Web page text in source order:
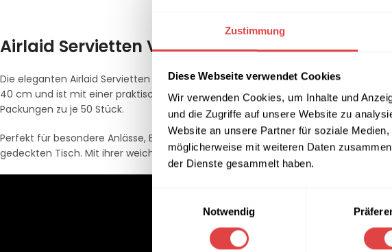
Zustimmung
Diese Webseite verwendet Cookies
Wir verwenden Cookies, um Inhalte und
und die Zugriffe auf unsere Website zu
Website an unsere Partner für soziale
möglicherweise mit weiteren Daten
der Dienste gesammelt haben.
Notwendig
Airlaid Servietten Velvet Bordeaux 40 x 40 cm
Die eleganten Airlaid Servietten in Bordeaux überzeugen mit ihrer hochwertigen
40 cm und ist mit einer praktischen 1/4 Falzung versehen. Insgesamt erhalten
Packungen zu je 50 Stück.
Perfekt für besondere Anlässe, Events und Gastronomie – bringen Sie mit den
gedeckten Tisch. Mit ihrer weichen Haptik und ansprechenden Farbe werden sie